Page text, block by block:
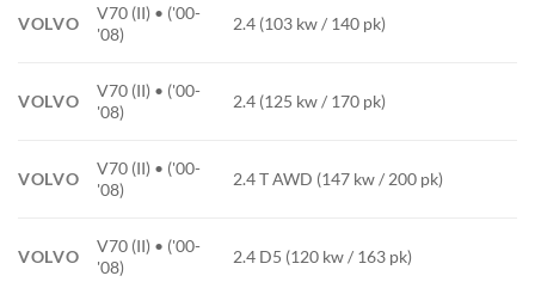
VOLVO
V70 (II) • ('00-
'08)
2.4 (103 kw / 140 pk)
VOLVO
V70 (II) • ('00-
'08)
2.4 (125 kw / 170 pk)
VOLVO
V70 (II) • ('00-
'08)
2.4 T AWD (147 kw / 200 pk)
VOLVO
V70 (II) • ('00-
'08)
2.4 D5 (120 kw / 163 pk)